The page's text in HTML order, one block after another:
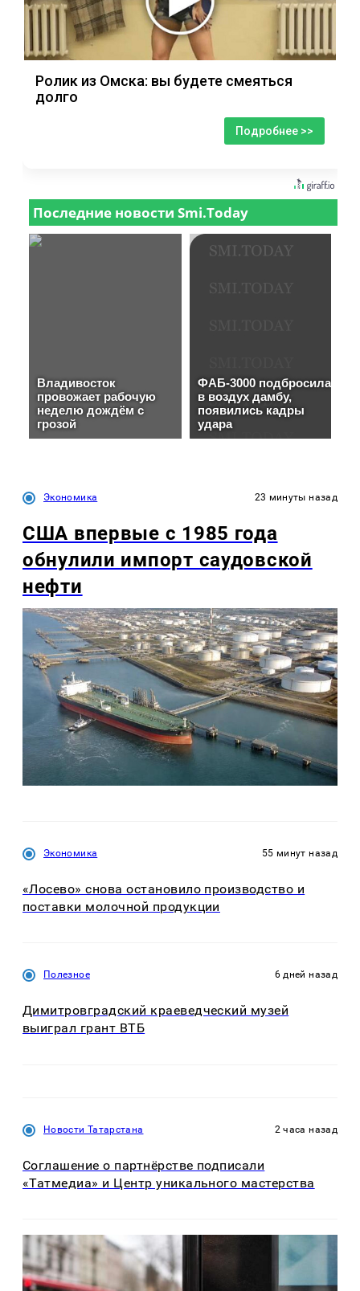
Ролик из Омска: вы будете смеяться
долго
Подробнее >>
Экономика 23 минуты назад
США впервые с 1985 года
обнулили импорт саудовской
нефти
Экономика 55 минут назад
«Лосево» снова остановило производство и
поставки молочной продукции
Полезное 6 дней назад
Димитровградский краеведческий музей
выиграл грант ВТБ
Новости Татарстана 2 часа назад
Соглашение о партнёрстве подписали
«Татмедиа» и Центр уникального мастерства